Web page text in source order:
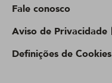
Fale conosco
Aviso de Privacidade
Definições de Cookies